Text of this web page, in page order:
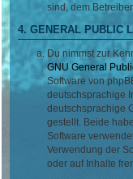
sind, dem
4. GENERAL PUBLIC
Du nimmst zur
GNU General
Software von
deutschsprachige
deutschsprachige
gestellt. Beide
Software
Verwendung der
oder auf Inhalte